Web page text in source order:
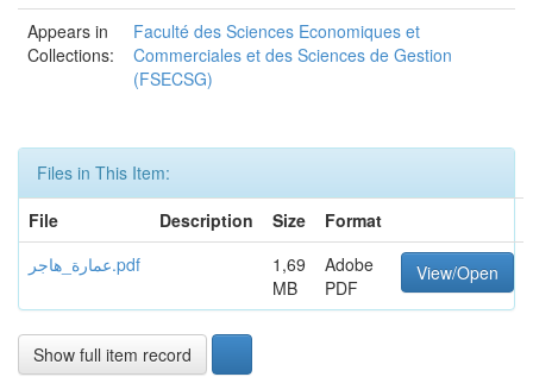
Appears in
Collections:
Faculté des Sciences Economiques et
Commerciales et des Sciences de Gestion
(FSECSG)
Files in This Item:
File
Description Size
Format
عمارة_هاجر.pdf
1,69
MB
Adobe
PDF
View/Open
Show full item record